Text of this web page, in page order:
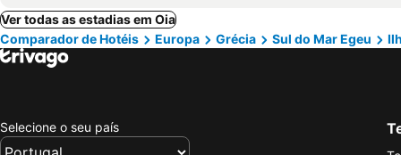
Ver todas as estadias em Oia
Comparador de Hotéis
Europa Grécia Sul do Mar Egeu
Selecione o seu país